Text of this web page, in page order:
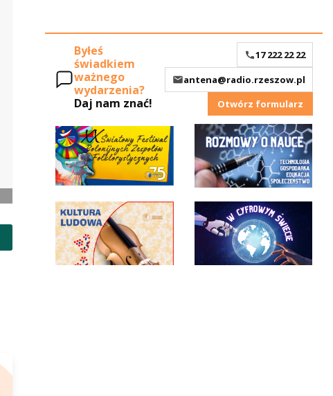
Byłeś
świadkiem
ważnego
wydarzenia?
Daj nam znać!
17 222 22 22
antena@radio.rzeszow.pl
Otwórz formularz